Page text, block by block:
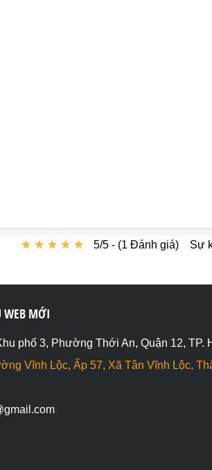
Sự
★ ★ ★ ★ ★
★ ★ ★ ★ ★ 5/5 - (1 Đánh giá)
WEB MỚI
phố 3, Phường Thới An, Quận 12, TP.
Vĩnh Lộc, Ấp 57, Xã Tân Vĩnh Lộc,